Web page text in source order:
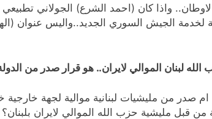
واذا كان (احمد الشرع) الجولاني
الجيش السوري الجديد..واليس عنوان
لبنان الموالي لايران.. هو قرار صدر من
ام صدر من مليشيات لبنانية موالية لجهة
من قبل مليشية حزب الله الموالي لايران